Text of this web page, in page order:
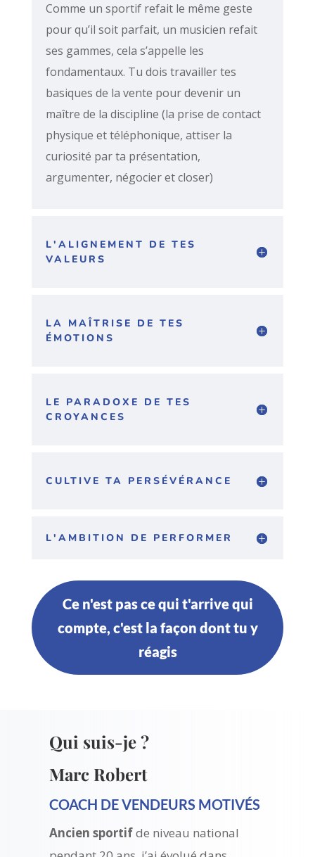
Comme un sportif refait le même geste
pour qu’il soit parfait, un musicien refait
ses gammes, cela s’appelle les
fondamentaux. Tu dois travailler tes
basiques de la vente pour devenir un
maître de la discipline (la prise de contact
physique et téléphonique, attiser la
curiosité par ta présentation,
argumenter, négocier et closer)
L'ALIGNEMENT DE TES
VALEURS
LA MAÎTRISE DE TES
ÉMOTIONS
LE PARADOXE DE TES
CROYANCES
CULTIVE TA PERSÉVÉRANCE
L'AMBITION DE PERFORMER
Ce n'est pas ce qui t'arrive qui
compte, c'est la façon dont tu y
réagis
Qui suis-je ?
Marc Robert
COACH DE VENDEURS MOTIVÉS
Ancien sportifde niveau national